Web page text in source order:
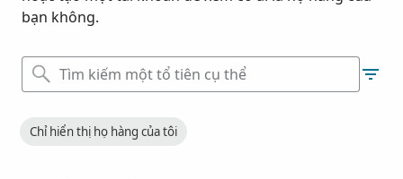
bạn không.
Chỉ hiển thị họ hàng của tôi